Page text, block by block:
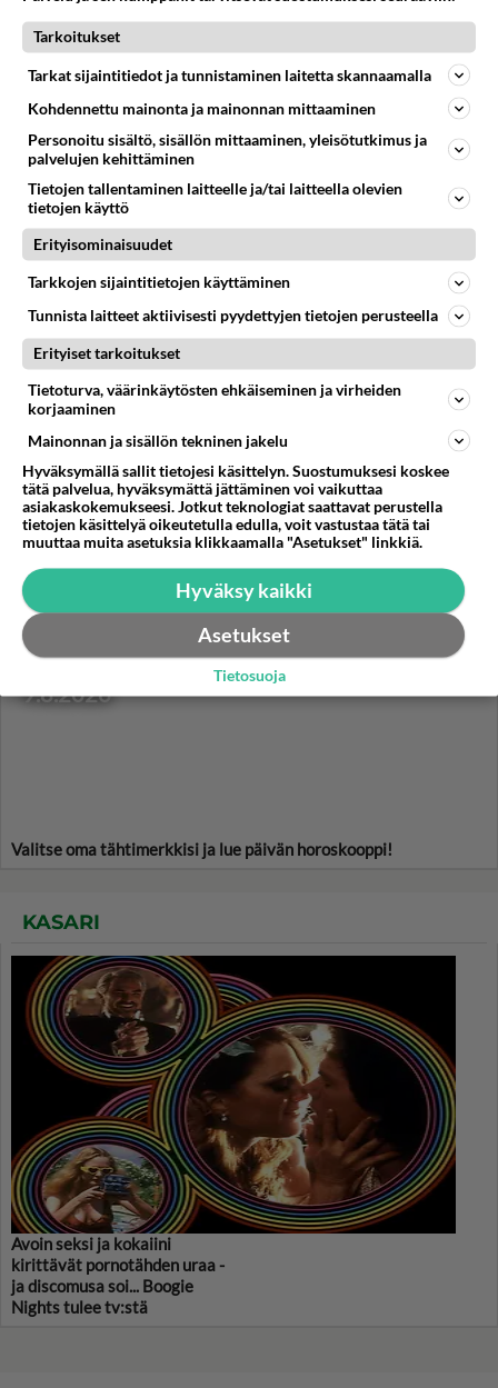
Hirvipaisti on arvokas
Imelletty perunalaatikko
maistuu joulupöydässä
laatikkojen ystäville.
Kirkas lohikeitto valmistuu
Vinkki: tarjoa kirkas lohikeitto
viikonloppuna alkuruokana!
jouluna - mutta myös
viikonloppuaamuina!
Juustokierteet ovat
naposteluherkku, mutta kyllä
ne käyvät myös keiton kanssa
nautittavaksi.
HOROSKOOPPI
9.8.2026
Valitse oma tähtimerkkisi ja lue päivän horoskooppi!
KASARI
Avoin seksi ja kokaiini
kirittävät pornotähden uraa -
ja discomusa soi... Boogie
Nights tulee tv:stä
Tarkoitukset
Tarkat sijaintitiedot ja tunnistaminen laitetta skannaamalla
Kohdennettu mainonta ja mainonnan mittaaminen
Personoitu sisältö, sisällön mittaaminen, yleisötutkimus ja
palvelujen kehittäminen
Tietojen tallentaminen laitteelle ja/tai laitteella olevien
tietojen käyttö
Erityisominaisuudet
Tarkkojen sijaintitietojen käyttäminen
Tunnista laitteet aktiivisesti pyydettyjen tietojen perusteella
Erityiset tarkoitukset
Tietoturva, väärinkäytösten ehkäiseminen ja virheiden
korjaaminen
Mainonnan ja sisällön tekninen jakelu
Hyväksymällä sallit tietojesi käsittelyn. Suostumuksesi koskee
tätä palvelua, hyväksymättä jättäminen voi vaikuttaa
asiakaskokemukseesi. Jotkut teknologiat saattavat perustella
tietojen käsittelyä oikeutetulla edulla, voit vastustaa tätä tai
muuttaa muita asetuksia klikkaamalla "Asetukset" linkkiä.
Hyväksy kaikki
Asetukset
Tietosuoja